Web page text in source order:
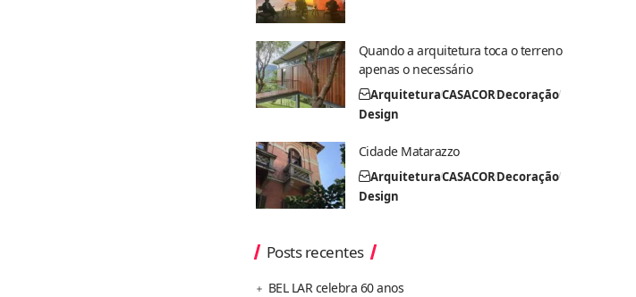
Quando a arquitetura toca o terreno
apenas o necessário
ArquiteturaCASACORDecoração
Design
Cidade Matarazzo
ArquiteturaCASACORDecoração
Design
Posts recentes
BEL LAR celebra 60 anos